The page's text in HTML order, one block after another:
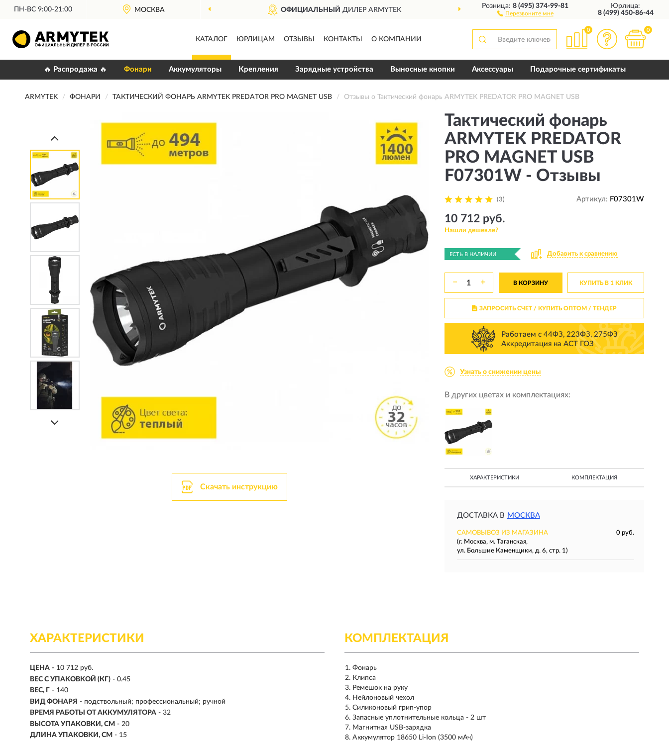
ПН-ВС 9:00-21:00 МОСКВА ОФИЦИАЛЬНЫЙДИЛЕР ARMYTEK ДОСТАВИМ ПО ВСЕЙ РОССИИ
Розница:8 (495) 374-99-81
Перезвоните мне
Юрлица:
8 (499) 450-86-44
КАТАЛОГ ЮРЛИЦАМ ОТЗЫВЫ КОНТАКТЫ О КОМПАНИИ
0 0
🔥 Распродажа 🔥 Фонари Аккумуляторы Крепления Зарядные устройства Выносные кнопки Аксессуары Подарочные сертификаты
ARMYTEK ФОНАРИ ТАКТИЧЕСКИЙ ФОНАРЬ ARMYTEK PREDATOR PRO MAGNET USB Отзывы о Тактический фонарь ARMYTEK PREDATOR PRO MAGNET USB
Скачать инструкцию
Тактический фонарь
ARMYTEK PREDATOR
PRO MAGNET USB
F07301W - Отзывы
(3) Артикул: F07301W
10 712 руб.
Нашли дешевле?
ЕСТЬ В НАЛИЧИИ Добавить к сравнению
− + В КОРЗИНУ КУПИТЬ В 1 КЛИК
ЗАПРОСИТЬ СЧЕТ / КУПИТЬ ОПТОМ/ ТЕНДЕР
Работаем с 44ФЗ, 223ФЗ, 275ФЗ
Аккредитация на АСТ ГОЗ
Узнать о снижении цены
В других цветах и комплектациях:
ХАРАКТЕРИСТИКИ КОМПЛЕКТАЦИЯ
ДОСТАВКА В МОСКВА
САМОВЫВОЗ ИЗ МАГАЗИНА
0 руб.
(г. Москва, м. Таганская,
ул. Большие Каменщики, д. 6, стр. 1)
ХАРАКТЕРИСТИКИ
ЦЕНА - 10 712 руб.
ВЕС С УПАКОВКОЙ (КГ) - 0.45
ВЕС, Г - 140
ВИД ФОНАРЯ - подствольный; профессиональный; ручной
ВРЕМЯ РАБОТЫ ОТ АККУМУЛЯТОРА - 32
ВЫСОТА УПАКОВКИ, СМ - 20
ДЛИНА УПАКОВКИ, СМ - 15
КОМПЛЕКТАЦИЯ
Фонарь
Клипса
Ремешок на руку
Нейлоновый чехол
Силиконовый грип-упор
Запасные уплотнительные кольца - 2 шт
Магнитная USB-зарядка
Аккумулятор 18650 Li-Ion (3500 мАч)